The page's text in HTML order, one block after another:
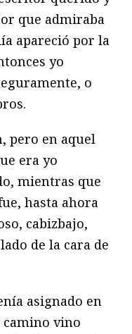
que admiraba
apareció por la
yo
o
pero en aquel
era yo
mientras que
hasta ahora
cabizbajo,
de la cara de
asignado en
vino